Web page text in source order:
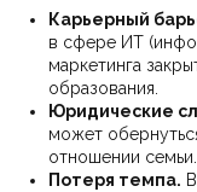
Карьерный
в сфере ИТ
маркетинга
образования.
Юридические
может
отношении семьи.
Потеря темпа.